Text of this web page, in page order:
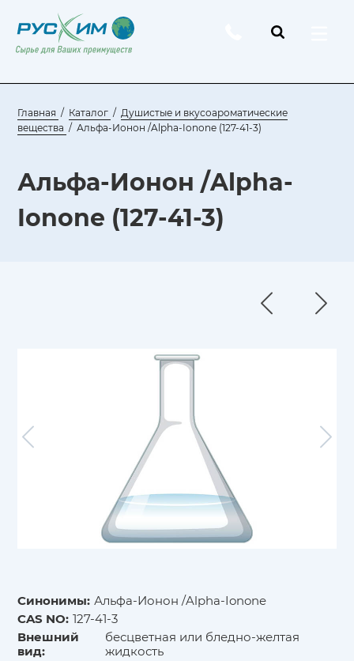
Главная Каталог
Душистые и вкусоароматические
вещества
Альфа-Ионон /Alpha-Ionone (127-41-3)
Альфа-Ионон /Alpha-
Ionone (127-41-3)
Синонимы: Альфа-Ионон /Alpha-Ionone
CAS NO: 127-41-3
Внешний
вид:
бесцветная или бледно-желтая
жидкость